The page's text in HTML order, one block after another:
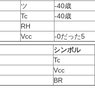
ツ -40歳
Tc -40歳
RH
Vcc -0だった5
シンボル
Tc
Vcc
BR